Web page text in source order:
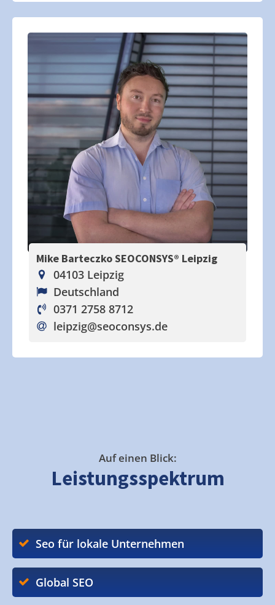
Mike Barteczko SEOCONSYS® Leipzig
04103 Leipzig
Deutschland
0371 2758 8712
leipzig@seoconsys.de
Auf einen Blick:
Leistungsspektrum
Seo für lokale Unternehmen
Global SEO